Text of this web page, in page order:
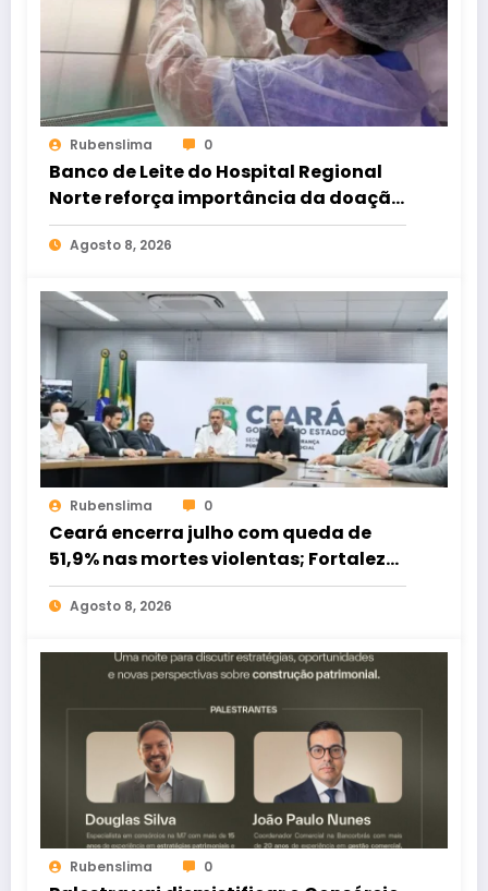
Rubenslima 0
Banco de Leite do Hospital Regional
Norte reforça importância da doação
para atender bebês internados
Agosto 8, 2026
Rubenslima 0
Ceará encerra julho com queda de
51,9% nas mortes violentas; Fortaleza
registra redução de 62,3%
Agosto 8, 2026
Rubenslima 0